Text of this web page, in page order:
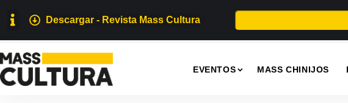
Descargar - Revista Mass Cultura
EVENTOS MASS CHINIJOS